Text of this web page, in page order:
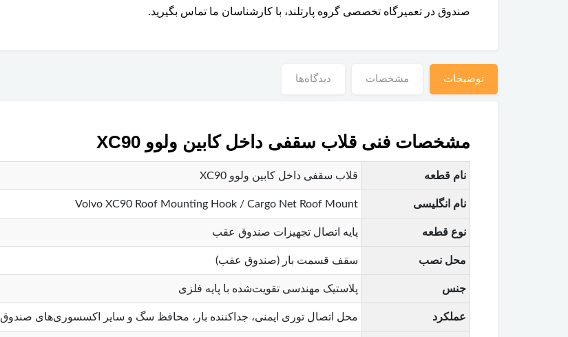
صندوق در تعمیرگاه تخصصی گروه پارتلند، با کارشناسان ما تماس بگیرید.
توضیحات مشخصات دیدگاه‌ها
مشخصات فنی قلاب سقفی داخل کابین ولوو XC90
نام قطعه قلاب سقفی داخل کابین ولوو XC90
نام انگلیسی Volvo XC90 Roof Mounting Hook / Cargo Net Roof Mount
نوع قطعه پایه اتصال تجهیزات صندوق عقب
محل نصب سقف قسمت بار (صندوق عقب)
جنس پلاستیک مهندسی تقویت‌شده با پایه فلزی
عملکرد محل اتصال توری ایمنی، جداکننده بار، محافظ سگ و سایر اکسسوری‌های صندوق